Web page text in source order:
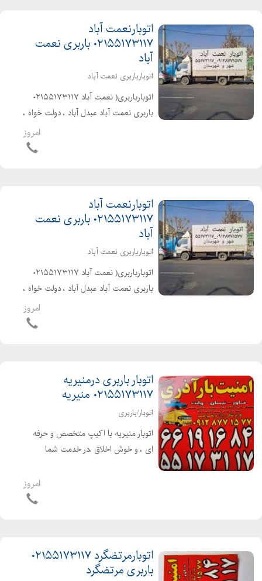
اتوبارنعمت آباد
۰۲۱۵۵۱۷۳۱۱۷ باربری نعمت
آباد
اتوبارباربری نعمت آباد
اتوبارباربری( نعمت آباد ۰۲۱۵۵۱۷۳۱۱۷
باربری نعمت آباد عبدل آباد ، دولت خواه ،
پاسگاه )حمل تخصصی بارواثاثیه منزل .
ادارات . شرکتها شهر و شهرستان با کارگران
امروز
اتوبارنعمت آباد
۰۲۱۵۵۱۷۳۱۱۷ باربری نعمت
آباد
اتوبارباربری نعمت آباد
اتوبارباربری( نعمت آباد ۰۲۱۵۵۱۷۳۱۱۷
باربری نعمت آباد عبدل آباد ، دولت خواه ،
پاسگاه )حمل تخصصی بارواثاثیه منزل .
ادارات . شرکتها شهر و شهرستان با کارگران
امروز
اتوبار باربری درمنیریه
۰۲۱۵۵۱۷۳۱۱۷ منیریه
اتوبار/باربری
اتوبار منیریه با اکیپ متخصص و حرفه
ای ، و خوش اخلاق ،در خدمت شما
شهرستان با بیمه و بارنامه دولتی انواعامروز
اتوبارمرتضگرد ۰۲۱۵۵۱۷۳۱۱۷
باربری مرتضگرد